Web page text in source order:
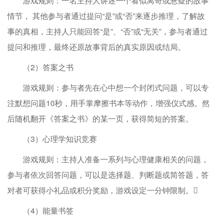
情节， 其他参与者通过提问“是”或“否”来逐步推理，了解故
事的真相，主持人只能回答“是”、“否”或“无关”，参与者通过
提问和推理，最终还原故事背后的真实原因或结局。
（2）答案之书
游戏规则：参与者先在心中想一个封闭式问题，可以专
注默想问题10秒，用手掌摩擦书本等动作，增强仪式感。然
后随机翻开《答案之书》的某一页，获得简短的答案。
（3）心理学知识竞赛
游戏规则：主持人准备一系列与心理健康相关的问题，
参与者依次回答问题，可以是选择题、判断题或简答题，答
对者可获得小礼品或积分奖励，游戏设定一分钟限制。
（4）能量书签